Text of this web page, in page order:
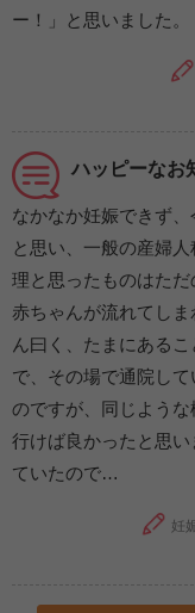
ー！」と思いました。
ハッピーなお
なかなか妊娠できず
と思い、一般の産婦
理と思ったものはた
赤ちゃんが流れてし
ん曰く、たまにある
で、その場で通院し
のですが、同じよう
行けば良かったと思
ていたので…
妊